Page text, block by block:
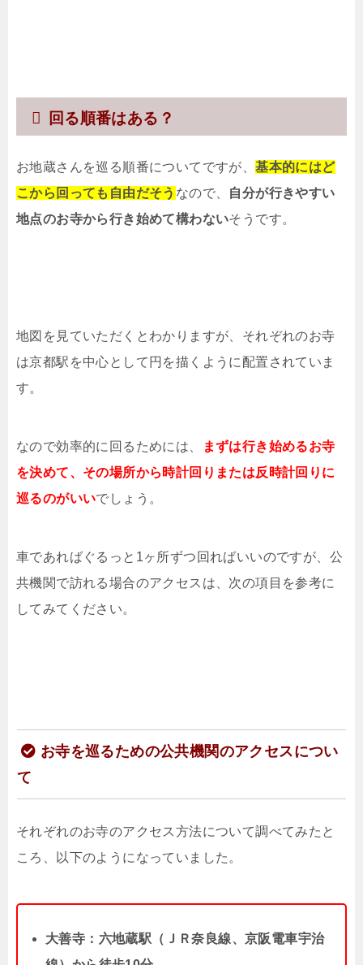
回る順番はある？
お地蔵さんを巡る順番についてですが、基本的にはど
こから回っても自由だそう なので、 自分が行きやすい
地点のお寺から行き始めて構わないそうです。
地図を見ていただくとわかりますが、それぞれのお寺
は京都駅を中心として円を描くように配置されていま
す。
なので効率的に回るためには、
まずは行き始めるお寺
を決めて、その場所から時計回りまたは反時計回りに
巡るのがいいでしょう。
車であればぐるっと1ヶ所ずつ回ればいいのですが、公
共機関で訪れる場合のアクセスは、次の項目を参考に
してみてください。
お寺を巡るための公共機関のアクセスについ
て
それぞれのお寺のアクセス方法について調べてみたと
ころ、以下のようになっていました。
大善寺：六地蔵駅（ＪＲ奈良線、京阪電車宇治